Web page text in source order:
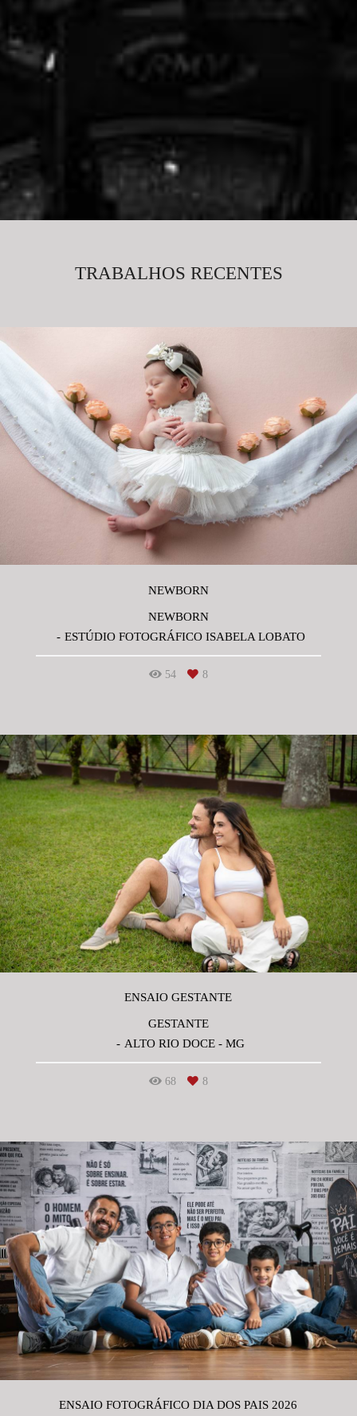
TRABALHOS RECENTES
NEWBORN
NEWBORN
ESTÚDIO FOTOGRÁFICO ISABELA LOBATO
54 8
ENSAIO GESTANTE
GESTANTE
ALTO RIO DOCE - MG
68 8
ENSAIO FOTOGRÁFICO DIA DOS PAIS 2026